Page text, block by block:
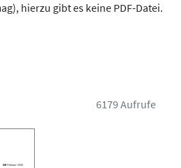
hierzu gibt es keine PDF-Datei.
6179 Aufrufe